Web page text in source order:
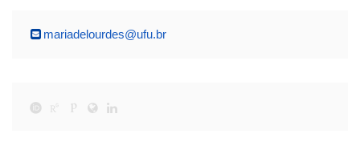
mariadelourdes@ufu.br